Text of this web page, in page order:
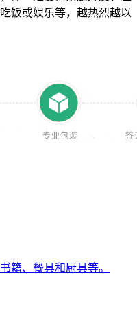
饭或娱乐等，越热烈越以
籍、餐具和厨具等。